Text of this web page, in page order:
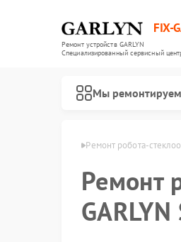
FIX-
Ремонт устройств GARLYN
Специализированный cервисный
Мы ремонтируем
GARLYN в Пензе Ремонт робота-
Ремонт